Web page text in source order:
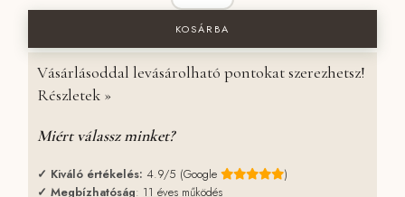
KOSÁRBA
Vásárlásoddal levásárolható pontokat szerezhetsz!
Részletek »
Miért válassz minket?
✓ Kiváló értékelés: 4.9/5 (Google
)
✓ Megbízhatóság: 11 éves működés